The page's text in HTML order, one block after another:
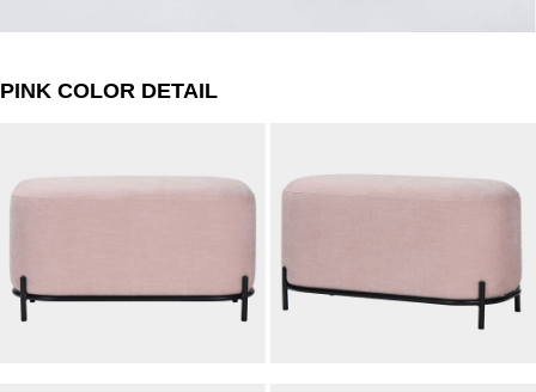
PINK COLOR DETAIL